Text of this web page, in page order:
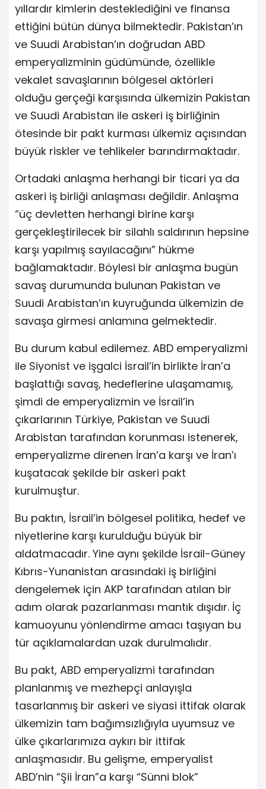
yıllardır kimlerin desteklediğini ve finansa
ettiğini bütün dünya bilmektedir. Pakistan’ın
ve Suudi Arabistan’ın doğrudan ABD
emperyalizminin güdümünde, özellikle
vekalet savaşlarının bölgesel aktörleri
olduğu gerçeği karşısında ülkemizin Pakistan
ve Suudi Arabistan ile askeri iş birliğinin
ötesinde bir pakt kurması ülkemiz açısından
büyük riskler ve tehlikeler barındırmaktadır.
Ortadaki anlaşma herhangi bir ticari ya da
askeri iş birliği anlaşması değildir. Anlaşma
“üç devletten herhangi birine karşı
gerçekleştirilecek bir silahlı saldırının hepsine
karşı yapılmış sayılacağını” hükme
bağlamaktadır. Böylesi bir anlaşma bugün
savaş durumunda bulunan Pakistan ve
Suudi Arabistan’ın kuyruğunda ülkemizin de
savaşa girmesi anlamına gelmektedir.
Bu durum kabul edilemez. ABD emperyalizmi
ile Siyonist ve işgalci İsrail’in birlikte İran’a
başlattığı savaş, hedeflerine ulaşamamış,
şimdi de emperyalizmin ve İsrail’in
çıkarlarının Türkiye, Pakistan ve Suudi
Arabistan tarafından korunması istenerek,
emperyalizme direnen İran’a karşı ve İran’ı
kuşatacak şekilde bir askeri pakt
kurulmuştur.
Bu paktın, İsrail’in bölgesel politika, hedef ve
niyetlerine karşı kurulduğu büyük bir
aldatmacadır. Yine aynı şekilde İsrail-Güney
Kıbrıs-Yunanistan arasındaki iş birliğini
dengelemek için AKP tarafından atılan bir
adım olarak pazarlanması mantık dışıdır. İç
kamuoyunu yönlendirme amacı taşıyan bu
tür açıklamalardan uzak durulmalıdır.
Bu pakt, ABD emperyalizmi tarafından
planlanmış ve mezhepçi anlayışla
tasarlanmış bir askeri ve siyasi ittifak olarak
ülkemizin tam bağımsızlığıyla uyumsuz ve
ülke çıkarlarımıza aykırı bir ittifak
anlaşmasıdır. Bu gelişme, emperyalist
ABD’nin “Şii İran”a karşı “Sünni blok”